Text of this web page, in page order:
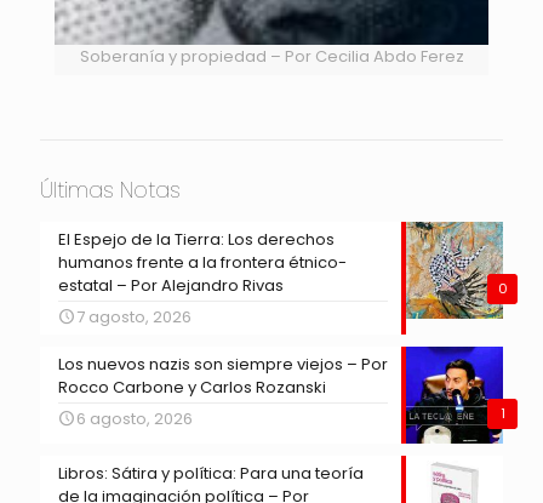
Soberanía y propiedad – Por Cecilia Abdo Ferez
Últimas Notas
0
El Espejo de la Tierra: Los derechos
humanos frente a la frontera étnico-
estatal – Por Alejandro Rivas
7 agosto, 2026
1
Los nuevos nazis son siempre viejos – Por
Rocco Carbone y Carlos Rozanski
6 agosto, 2026
Libros: Sátira y política: Para una teoría
de la imaginación política – Por